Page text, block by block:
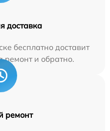
доставка
бесплатно доставит
ремонт и обратно.
ремонт